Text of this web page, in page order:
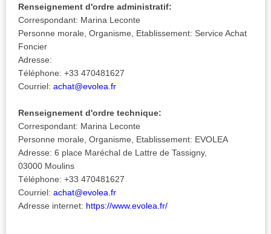
Renseignement d'ordre administratif:
Correspondant: Marina Leconte
Personne morale, Organisme, Etablissement: Service Achat
Foncier
Adresse:
Téléphone: +33 470481627
Courriel: achat@evolea.fr
Renseignement d'ordre technique:
Correspondant: Marina Leconte
Personne morale, Organisme, Etablissement: EVOLEA
Adresse: 6 place Maréchal de Lattre de Tassigny,
03000 Moulins
Téléphone: +33 470481627
Courriel: achat@evolea.fr
Adresse internet: https://www.evolea.fr/